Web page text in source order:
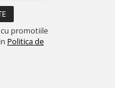
promotiile
Politica de